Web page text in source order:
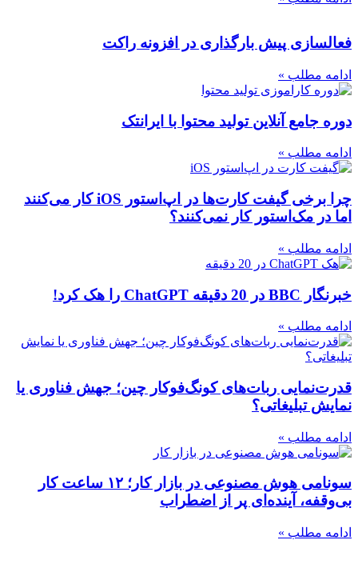
فعالسازی پیش بارگذاری در افزونه راکت
ادامه مطلب »
دوره جامع آنلاین تولید محتوا با ایرانتک
ادامه مطلب »
چرا برخی گیفت کارت‌ها در اپ‌استور iOS کار می‌کنند
اما در مک‌استور کار نمی‌کنند؟
ادامه مطلب »
خبرنگار BBC در 20 دقیقه ChatGPT را هک کرد!
ادامه مطلب »
قدرت‌نمایی ربات‌های کونگ‌فوکار چین؛ جهش فناوری یا
نمایش تبلیغاتی؟
ادامه مطلب »
سونامی هوش مصنوعی در بازار کار؛ ۱۲ ساعت کار
بی‌وقفه، آینده‌ای پر از اضطراب
ادامه مطلب »